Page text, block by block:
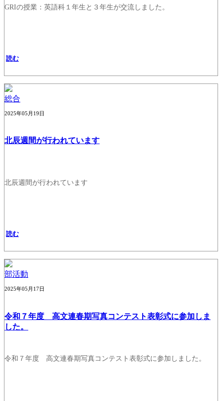
GRIの授業：英語科１年生と３年生が交流しました。
読む
総合
2025年05月19日
北辰週間が行われています
北辰週間が行われています
読む
部活動
2025年05月17日
令和７年度 高文連春期写真コンテスト表彰式に参加しま
した。
令和７年度 高文連春期写真コンテスト表彰式に参加しました。